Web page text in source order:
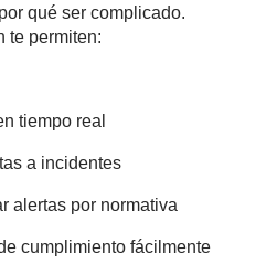
qué ser complicado.
te permiten:
tiempo real
a incidentes
alertas por normativa
cumplimiento fácilmente